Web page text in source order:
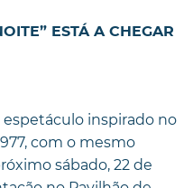
ESTÁ A CHEGAR
espetáculo inspirado no
com o mesmo
sábado, 22 de